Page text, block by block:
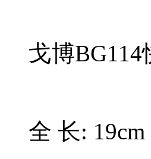
戈博BG114
全 长: 19cm